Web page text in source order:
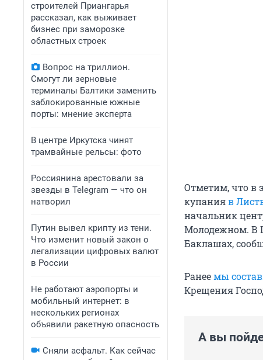
строителей Приангарья
рассказал, как выживает
бизнес при заморозке
областных строек
Вопрос на триллион.
Смогут ли зерновые
терминалы Балтики заменить
заблокированные южные
порты: мнение эксперта
В центре Иркутска чинят
трамвайные рельсы: фото
Россиянина арестовали за
звезды в Telegram — что он
натворил
Путин вывел крипту из тени.
Что изменит новый закон о
легализации цифровых валют
в России
Не работают аэропорты и
мобильный интернет: в
нескольких регионах
объявили ракетную опасность
Сняли асфальт. Как сейчас
Отметим, что в
купанияв
начальник
Молодежном. В
Баклашах,
Ранеемы
Крещения
А вы